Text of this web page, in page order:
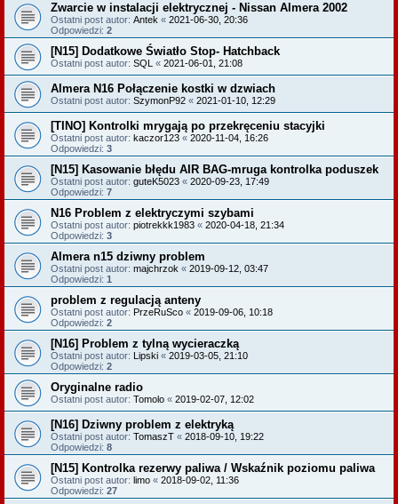
Zwarcie w instalacji elektrycznej - Nissan Almera 2002
Ostatni post autor: Antek « 2021-06-30, 20:36
Odpowiedzi: 2
[N15] Dodatkowe Światło Stop- Hatchback
Ostatni post autor: SQL « 2021-06-01, 21:08
Almera N16 Połączenie kostki w dzwiach
Ostatni post autor: SzymonP92 « 2021-01-10, 12:29
[TINO] Kontrolki mrygają po przekręceniu stacyjki
Ostatni post autor: kaczor123 « 2020-11-04, 16:26
Odpowiedzi: 3
[N15] Kasowanie błędu AIR BAG-mruga kontrolka poduszek
Ostatni post autor: guteK5023 « 2020-09-23, 17:49
Odpowiedzi: 7
N16 Problem z elektryczymi szybami
Ostatni post autor: piotrekkk1983 « 2020-04-18, 21:34
Odpowiedzi: 3
Almera n15 dziwny problem
Ostatni post autor: majchrzok « 2019-09-12, 03:47
Odpowiedzi: 1
problem z regulacją anteny
Ostatni post autor: PrzeRuSco « 2019-09-06, 10:18
Odpowiedzi: 2
[N16] Problem z tylną wycieraczką
Ostatni post autor: Lipski « 2019-03-05, 21:10
Odpowiedzi: 2
Oryginalne radio
Ostatni post autor: Tomolo « 2019-02-07, 12:02
[N16] Dziwny problem z elektryką
Ostatni post autor: TomaszT « 2018-09-10, 19:22
Odpowiedzi: 8
[N15] Kontrolka rezerwy paliwa / Wskaźnik poziomu paliwa
Ostatni post autor: limo « 2018-09-02, 11:36
Odpowiedzi: 27